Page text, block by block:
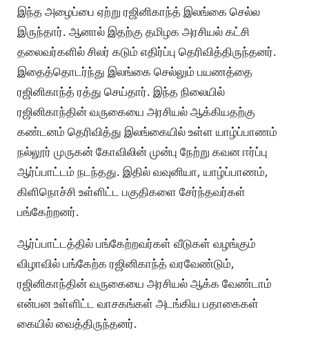
இந்த அழைப்பை ஏற்று ரஜினிகாந்த் இலங்கை செல்ல
இருந்தார். ஆனால் இதற்கு தமிழக அரசியல் கட்சி
தலைவர்களில் சிலர் கடும் எதிர்ப்பு தெரிவித்திருந்தனர்.
இதைத்தொடர்ந்து இலங்கை செல்லும் பயணத்தை
ரஜினிகாந்த் ரத்து செய்தார். இந்த நிலையில்
ரஜினிகாந்தின் வருகையை அரசியல் ஆக்கியதற்கு
கண்டனம் தெரிவித்து இலங்கையில் உள்ள யாழ்ப்பாணம்
நல்லூர் முருகன் கோவிலின் முன்பு நேற்று கவன ஈர்ப்பு
ஆர்ப்பாட்டம் நடந்தது. இதில் வவுனியா, யாழ்ப்பாணம்,
கிளிநொச்சி உள்ளிட்ட பகுதிகளை சேர்ந்தவர்கள்
பங்கேற்றனர்.
ஆர்ப்பாட்டத்தில் பங்கேற்றவர்கள் வீடுகள் வழங்கும்
விழாவில் பங்கேற்க ரஜினிகாந்த் வரவேண்டும்,
ரஜினிகாந்தின் வருகையை அரசியல் ஆக்க வேண்டாம்
என்பன உள்ளிட்ட வாசகங்கள் அடங்கிய பதாகைகள்
கையில் வைத்திருந்தனர்.